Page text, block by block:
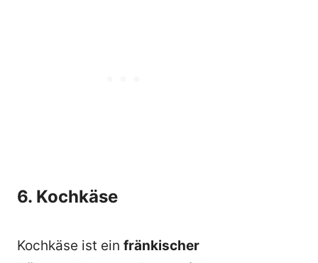
6. Kochkäse
Kochkäse ist ein fränkischer